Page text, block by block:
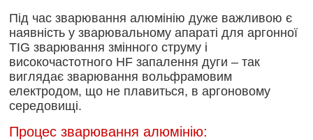
Під час зварювання алюмінію дуже важливою є
наявність у зварювальному апараті для аргонної
TIG зварювання змінного струму і
високочастотного HF запалення дуги – так
виглядає зварювання вольфрамовим
електродом, що не плавиться, в аргоновому
середовищі.
Процес зварювання алюмінію: